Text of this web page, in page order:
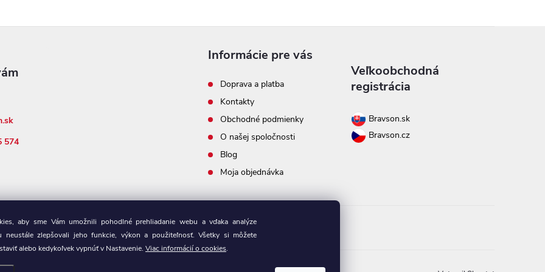
aby sme Vám umožnili pohodlné prehliadanie webu a vďaka analýze
neustále zlepšovali jeho funkcie, výkon a použiteľnosť. Všetky si môžete
alebo kedykoľvek vypnúť v Nastavenie. Viac informácií o cookies.
574
Informácie pre vás
Doprava a platba
Kontakty
Obchodné podmienky
O našej spoločnosti
Blog
Moja objednávka
Veľkoobchodná
registrácia
Bravson.sk
Bravson.cz